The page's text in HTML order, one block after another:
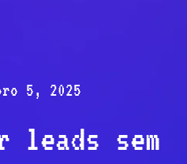
5, 2025
leads sem